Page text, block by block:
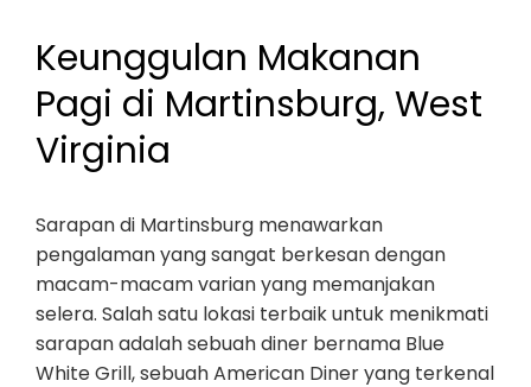
Keunggulan Makanan
Pagi di Martinsburg, West
Virginia
Sarapan di Martinsburg menawarkan
pengalaman yang sangat berkesan dengan
macam-macam varian yang memanjakan
selera. Salah satu lokasi terbaik untuk menikmati
sarapan adalah sebuah diner bernama Blue
White Grill, sebuah American Diner yang terkenal